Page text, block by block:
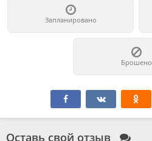
Запланировано
Брошено
Оставь свой отзыв